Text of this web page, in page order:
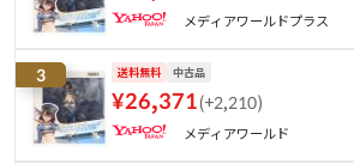
メディアワールドプラス
3 送料無料 中古品
¥26,371(+2,210)
メディアワールド